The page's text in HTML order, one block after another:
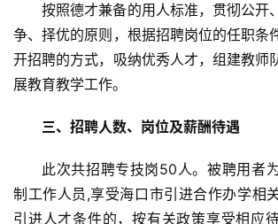
按照德才兼备的用人标准，贯彻公开
争、择优的原则，根据招聘岗位的任职条
开招聘的方式，吸纳优秀人才，组建教师
展教育教学工作。
三、招聘人数、岗位及薪酬待遇
此次共招聘专技岗50人。被聘用者
制工作人员,享受海口市引进合作办学相
引进人才条件的，按有关政策享受相应